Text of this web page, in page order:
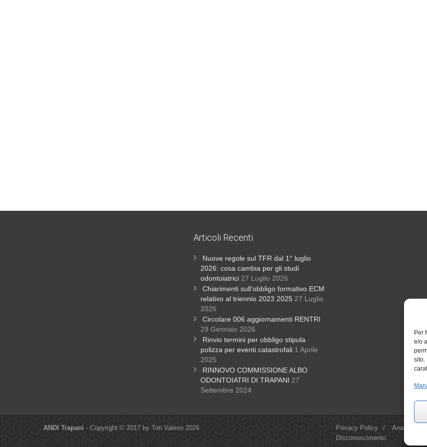
Per
e/o
sito.
Articoli Recenti
Nuove regole sul TFR dal 1° luglio
2026: cosa cambia per gli studi
odontoiatrici 27 Luglio 2026
Chiarimenti sull’obbligo formativo ECM
relativo al triennio 2023 2025 27 Luglio
2026
Circolare 006 aggiornamenti RENTRI
29 Gennaio 2026
Rinvio termini per obbligo stipula
polizza per eventi catastrofali 1 Aprile
2025
RINNOVO COMMISSIONE ALBO
ODONTOIATRI DI TRAPANI 27
Settembre 2024
ANDI Trapani - Copyright © 2017 by Toti Valerio 2026 Privacy Policy / Analisi dei
Disconoscimento